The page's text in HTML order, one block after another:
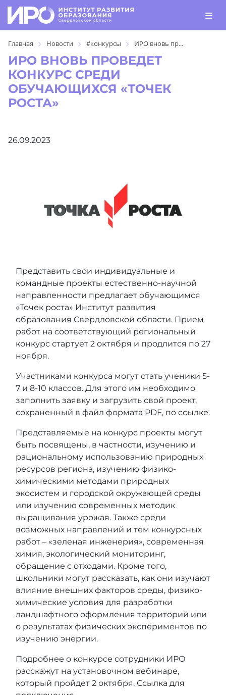
Главная Новости #конкурсы ИРО вновь пр...
ИРО ВНОВЬ ПРОВЕДЕТ
КОНКУРС СРЕДИ
ОБУЧАЮЩИХСЯ «ТОЧЕК
РОСТА»
26.09.2023
Представить свои индивидуальные и
командные проекты естественно-научной
направленности предлагает обучающимся
«Точек роста» Институт развития
образования Свердловской области. Прием
работ на соответствующий региональный
конкурс стартует 2 октября и продлится по 27
ноября.
Участниками конкурса могут стать ученики 5-
7 и 8-10 классов. Для этого им необходимо
заполнить заявку и загрузить свой проект,
сохраненный в файл формата PDF, по ссылке.
Представляемые на конкурс проекты могут
быть посвящены, в частности, изучению и
рациональному использованию природных
ресурсов региона, изучению физико-
химическими методами природных
экосистем и городской окружающей среды
или изучению современных методик
выращивания урожая. Также среди
возможных направлений и тем конкурсных
работ – «зеленая инженерия», современная
химия, экологический мониторинг,
обращение с отходами. Кроме того,
школьники могут рассказать, как они изучают
влияние внешних факторов среды, физико-
химические условия для разработки
ландшафтного оформления территорий или
о результатах физических экспериментов по
изучению энергии.
Подробнее о конкурсе сотрудники ИРО
расскажут на установочном вебинаре,
который пройдет 2 октября. Ссылка для